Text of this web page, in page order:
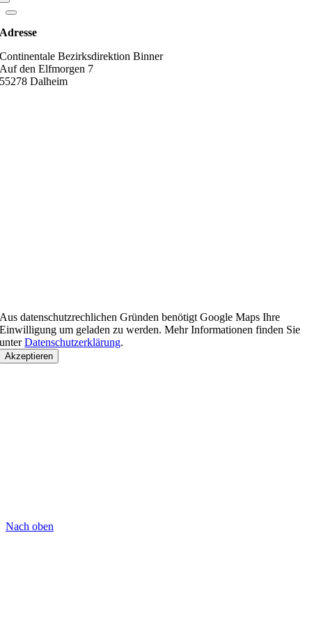
Adresse
Continentale Bezirksdirektion Binner
Auf den Elfmorgen 7
55278 Dalheim
Aus datenschutzrechlichen Gründen benötigt Google Maps Ihre
Einwilligung um geladen zu werden. Mehr Informationen finden Sie
unterDatenschutzerklärung.
Akzeptieren
Nach oben